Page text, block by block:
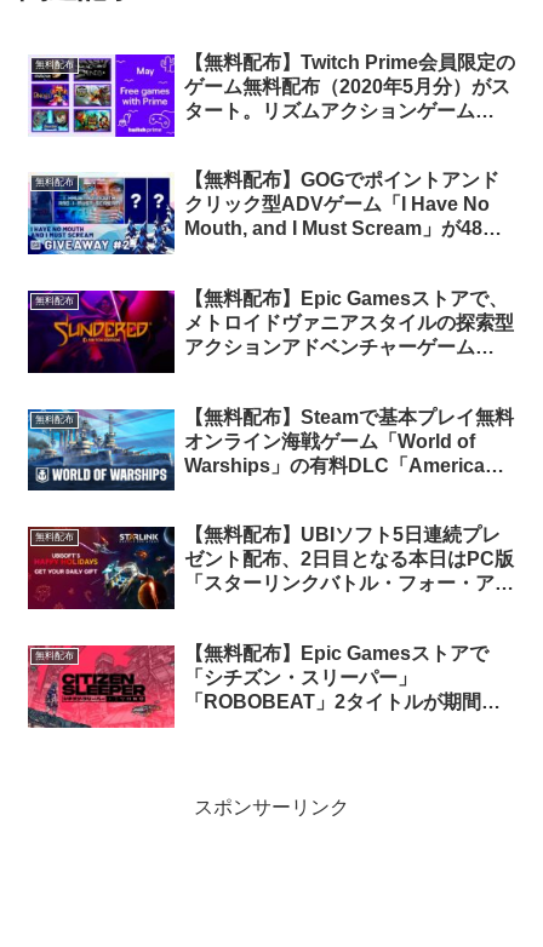
無料配布
【無料配布】Twitch Prime会員限定の
ゲーム無料配布（2020年5月分）がス
タート。リズムアクションゲーム
無料配布
【無料配布】GOGでポイントアンド
クリック型ADVゲーム「I Have No
Mouth, and I Must Scream」が48時
無料配布
【無料配布】Epic Gamesストアで、
メトロイドヴァニアスタイルの探索型
アクションアドベンチャーゲーム
無料配布
【無料配布】Steamで基本プレイ無料
オンライン海戦ゲーム「World of
Warships」の有料DLC「American
無料配布
【無料配布】UBIソフト5日連続プレ
ゼント配布、2日目となる本日はPC版
「スターリンクバトル・フォー・アト
無料配布
【無料配布】Epic Gamesストアで
「シチズン・スリーパー」
「ROBOBEAT」2タイトルが期間限
スポンサーリンク